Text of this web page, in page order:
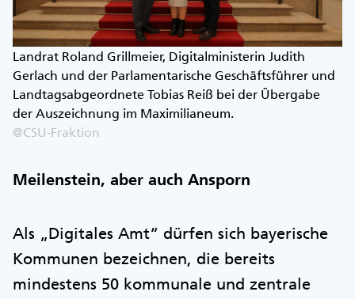
Landrat Roland Grillmeier, Digitalministerin Judith
Gerlach und der Parlamentarische Geschäftsführer und
Landtagsabgeordnete Tobias Reiß bei der Übergabe
der Auszeichnung im Maximilianeum.
@CSU-Fraktion
Meilenstein, aber auch Ansporn
Als „Digitales Amt“ dürfen sich bayerische
Kommunen bezeichnen, die bereits
mindestens 50 kommunale und zentrale